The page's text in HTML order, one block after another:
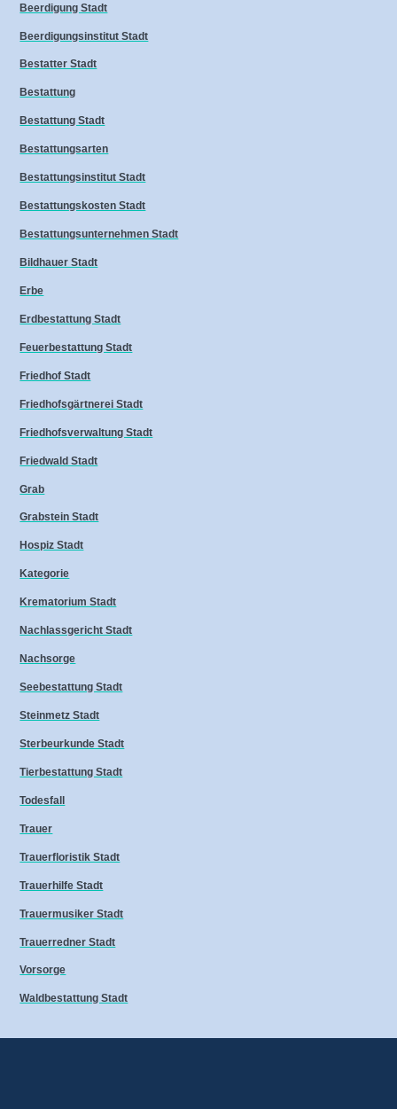
Beerdigung Stadt
Beerdigungsinstitut Stadt
Bestatter Stadt
Bestattung
Bestattung Stadt
Bestattungsarten
Bestattungsinstitut Stadt
Bestattungskosten Stadt
Bestattungsunternehmen Stadt
Bildhauer Stadt
Erbe
Erdbestattung Stadt
Feuerbestattung Stadt
Friedhof Stadt
Friedhofsgärtnerei Stadt
Friedhofsverwaltung Stadt
Friedwald Stadt
Grab
Grabstein Stadt
Hospiz Stadt
Kategorie
Krematorium Stadt
Nachlassgericht Stadt
Nachsorge
Seebestattung Stadt
Steinmetz Stadt
Sterbeurkunde Stadt
Tierbestattung Stadt
Todesfall
Trauer
Trauerfloristik Stadt
Trauerhilfe Stadt
Trauermusiker Stadt
Trauerredner Stadt
Vorsorge
Waldbestattung Stadt